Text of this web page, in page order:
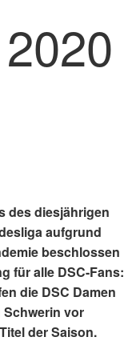
des diesjährigen
aufgrund
beschlossen
für alle DSC-Fans:
die DSC Damen
Schwerin vor
der Saison.